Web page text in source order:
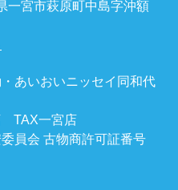
一宮市萩原町中島字沖額
あいおいニッセイ同和代
TAX一宮店
員会 古物商許可証番号